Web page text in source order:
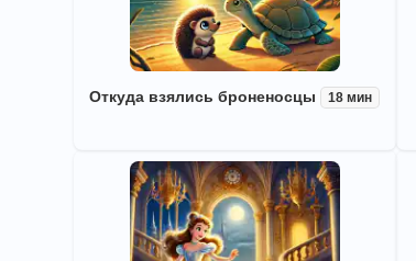
Откуда взялись броненосцы 18 мин